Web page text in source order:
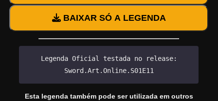
BAIXAR SÓ A LEGENDA
Legenda Oficial testada no release:
Sword.Art.Online.S01E11
Esta legenda também pode ser utilizada em outros